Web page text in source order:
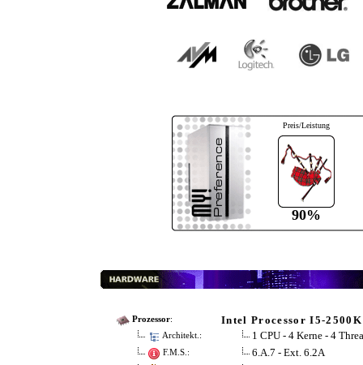
Preis/Leistung
90%
Prozessor: Intel Processor I5-2500K
Architekt.: 1 CPU - 4 Kerne - 4
F.M.S.: 6.A.7 - Ext. 6.2A